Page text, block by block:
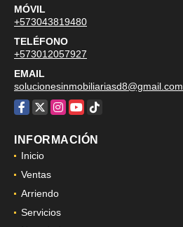
MÓVIL
+573043819480
TELÉFONO
+573012057927
EMAIL
solucionesinmobiliariasd8@gmail.com
Facebook
X Instagram
YouTube
TikTok
INFORMACIÓN
Inicio
Ventas
Arriendo
Servicios